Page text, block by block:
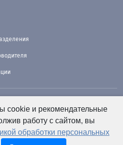
Лоцманская, 3
дежурный
cookie и рекомендательные
работу с сайтом, вы
обработки персональных